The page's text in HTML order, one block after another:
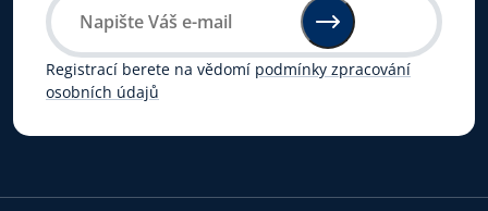
Registrací berete na vědomí podmínky zpracování
osobních údajů